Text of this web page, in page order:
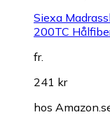
Siexa
200TC
fr.
241 kr
hos